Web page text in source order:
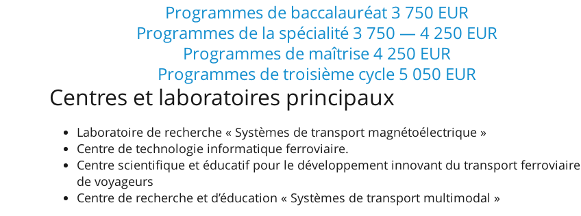
Programmes de baccalauréat 3 750 EUR
Programmes de la spécialité 3 750 — 4 250 EUR
Programmes de maîtrise 4 250 EUR
Programmes de troisième cycle 5 050 EUR
Centres et laboratoires principaux
Laboratoire de recherche « Systèmes de transport magnétoélectrique »
Centre de technologie informatique ferroviaire.
Centre scientifique et éducatif pour le développement innovant du transport ferroviaire
de voyageurs
Centre de recherche et d’éducation « Systèmes de transport multimodal »